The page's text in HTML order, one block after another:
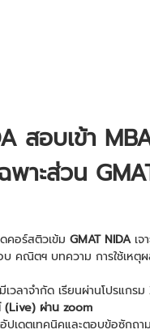
สอบเข้า
พาะส่วน
คอร์สติวเข้มGMAT NIDAเจ
คณิตฯ บทความ การใช้เหตุ
วลาจำกัด เรียนผ่านโปรแกร
(Live) ผ่าน zoom
ปเดตเทคนิคและตอบข้อซักถ